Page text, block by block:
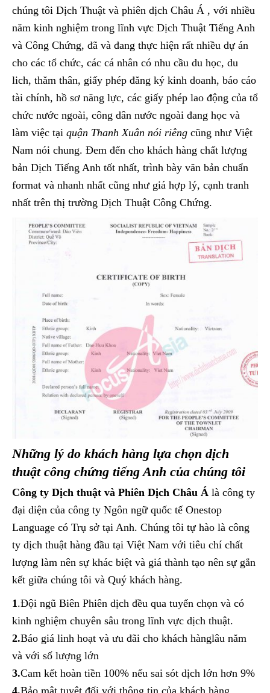
chúng tôi Dịch Thuật và phiên dịch Châu Á , với nhiều
năm kinh nghiệm trong lĩnh vực Dịch Thuật Tiếng Anh
và Công Chứng, đã và đang thực hiện rất nhiều dự án
cho các tổ chức, các cá nhân có nhu cầu du học, du
lich, thăm thân, giấy phép đăng ký kinh doanh, báo cáo
tài chính, hồ sơ năng lực, các giấy phép lao động của tổ
chức nước ngoài, công dân nước ngoài đang học và
làm việc tại quận Thanh Xuân nói riêng cũng như Việt
Nam nói chung. Đem đến cho khách hàng chất lượng
bản Dịch Tiếng Anh tốt nhất, trình bày văn bản chuẩn
format và nhanh nhất cũng như giá hợp lý, cạnh tranh
nhất trên thị trường Dịch Thuật Công Chứng.
Những lý do khách hàng lựa chọn dịch
thuật công chứng tiếng Anh của chúng tôi
Công ty Dịch thuật và Phiên Dịch Châu Á là công ty
đại diện của công ty Ngôn ngữ quốc tế Onestop
Language có Trụ sở tại Anh. Chúng tôi tự hào là công
ty dịch thuật hàng đầu tại Việt Nam với tiêu chí chất
lượng làm nên sự khác biệt và giá thành tạo nên sự gắn
kết giữa chúng tôi và Quý khách hàng.
1.Đội ngũ Biên Phiên dịch đều qua tuyển chọn và có
kinh nghiệm chuyên sâu trong lĩnh vực dịch thuật.
2.Báo giá linh hoạt và ưu đãi cho khách hànglâu năm
và với số lượng lớn
3.Cam kết hoàn tiền 100% nếu sai sót dịch lớn hơn 9%
4.Bảo mật tuyệt đối với thông tin của khách hàng